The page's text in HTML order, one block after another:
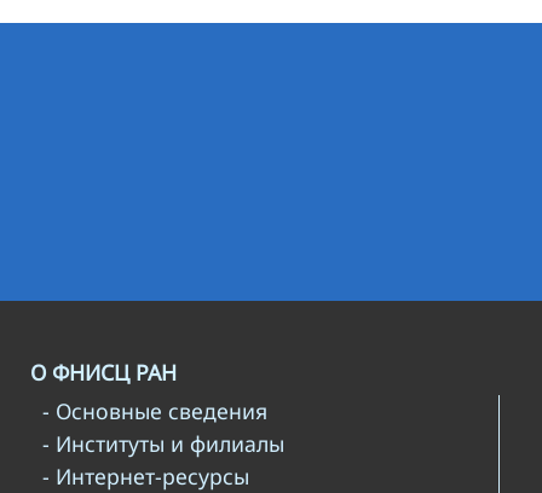
О ФНИСЦ РАН
- Основные сведения
- Институты и филиалы
- Интернет-ресурсы